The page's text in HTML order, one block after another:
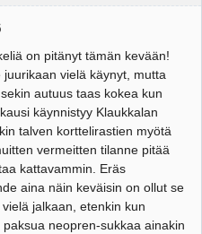
on pitänyt tämän kevään!
juurikaan vielä käynyt, mutta
autuus taas kokea kun
käynnistyy Klaukkalan
talven korttelirastien myötä
vermeitten tilanne pitää
kattavammin. Eräs
aina näin keväisin on ollut se
jalkaan, etenkin kun
neopren-sukkaa ainakin